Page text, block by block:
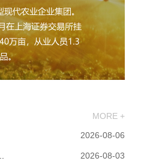
MORE +
2026-08-06
2026-08-03